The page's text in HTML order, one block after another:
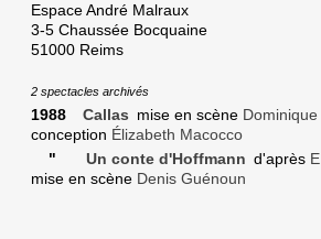
Espace André Malraux
3-5 Chaussée Bocquaine
51000 Reims
2 spectacles archivés
1988 Callas mise en scène
conception Élizabeth Macocco
"
Un conte d'Hoffmann d'après
mise en scène Denis Guénoun